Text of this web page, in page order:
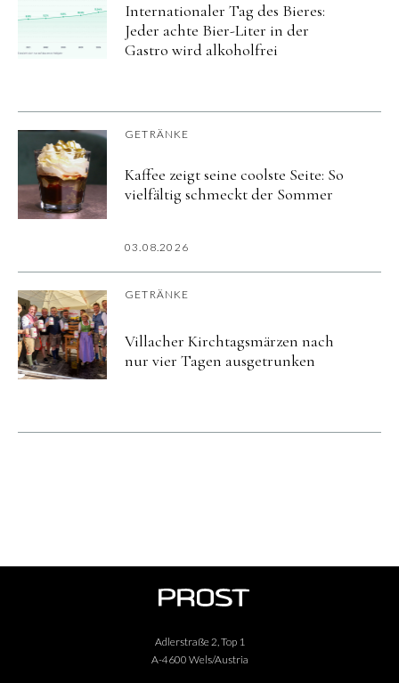
Internationaler Tag des Bieres:
Jeder achte Bier-Liter in der
Gastro wird alkoholfrei
GETRÄNKE
Kaffee zeigt seine coolste Seite: So
vielfältig schmeckt der Sommer
03.08.2026
GETRÄNKE
Villacher Kirchtagsmärzen nach
nur vier Tagen ausgetrunken
Adlerstraße 2, Top 1
A-4600 Wels/Austria